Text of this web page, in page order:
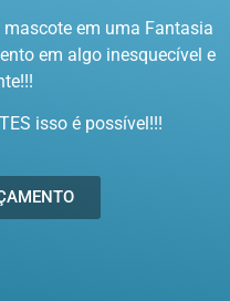
em uma Fantasia
em algo inesquecível e
isso é possível!!!